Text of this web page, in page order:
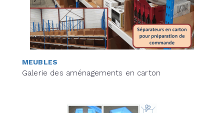
MEUBLES
Galerie des aménagements en carton